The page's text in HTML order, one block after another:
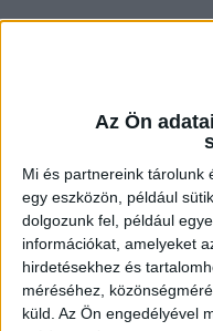
Az Ön
Mi és partnereink tárolunk
egy eszközön, például
dolgozunk fel, például
információkat, amelyeket
hirdetésekhez és
méréséhez,
küld. Az Ön engedélyével
DVSC
3.490Ft